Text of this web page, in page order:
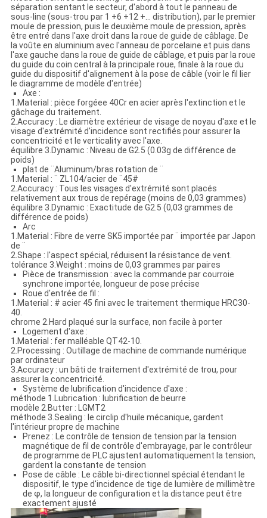
séparation sentant le secteur, d'abord à tout le panneau de
sous-line (sous-trou par 1 +6 +12 +… distribution), par le premier
moule de pression, puis le deuxième moule de pression, après
être entré dans l'axe droit dans la roue de guide de câblage. De
la voûte en aluminium avec l'anneau de porcelaine et puis dans
l'axe gauche dans la roue de guide de câblage, et puis par la roue
du guide du coin central à la principale roue, finale à la roue du
guide du dispositif d'alignement à la pose de câble (voir le fil lier
le diagramme de modèle d'entrée)
Axe :
1.Material : pièce forgéee 40Cr en acier après l'extinction et le
gâchage du traitement.
2.Accuracy : Le diamètre extérieur de visage de noyau d'axe et le
visage d'extrémité d'incidence sont rectifiés pour assurer la
concentricité et le verticality avec l'axe.
équilibre 3.Dynamic : Niveau de G2.5 (0.03g de différence de
poids)
plat de ¨Aluminum/bras rotation de ¨
1.Material : ¨ ZL104/acier de ¨45#
2.Accuracy : Tous les visages d'extrémité sont placés
relativement aux trous de repérage (moins de 0,03 grammes)
équilibre 3.Dynamic : Exactitude de G2.5 (0,03 grammes de
différence de poids)
Arc
1.Material : Fibre de verre SK5 importée par ¨ importée par Japon
de ¨
2.Shape : l'aspect spécial, réduisent la résistance de vent.
tolérance 3.Weight : moins de 0,03 grammes par paires
Pièce de transmission : avec la commande par courroie
synchrone importée, longueur de pose précise
Roue d'entrée de fil :
1.Material : # acier 45 fini avec le traitement thermique HRC30-
40.
chrome 2.Hard plaqué sur la surface, non facile à porter
Logement d'axe :
1.Material : fer malléable QT42-10.
2.Processing : Outillage de machine de commande numérique
par ordinateur
3.Accuracy : un bâti de traitement d'extrémité de trou, pour
assurer la concentricité.
Système de lubrification d'incidence d'axe :
méthode 1.Lubrication : lubrification de beurre
modèle 2.Butter : LGMT2
méthode 3.Sealing : le circlip d'huile mécanique, gardent
l'intérieur propre de machine
Prenez : Le contrôle de tension de tension par la tension
magnétique de fil de contrôle d'embrayage, par le contrôleur
de programme de PLC ajustent automatiquement la tension,
gardent la constante de tension
Pose de câble : Le câble bi-directionnel spécial étendant le
dispositif, le type d'incidence de tige de lumière de millimètre
de φ, la longueur de configuration et la distance peut être
exactement ajusté